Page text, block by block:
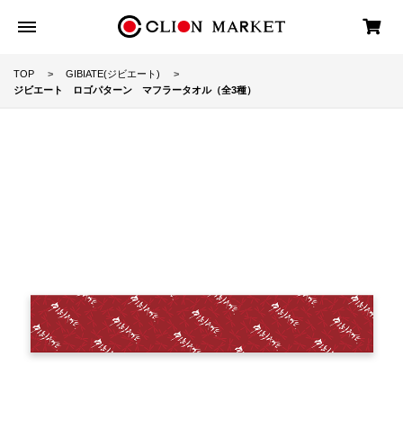
TOP
GIBIATE(ジビエート)
ジビエート ロゴパターン マフラータオル（全3種）